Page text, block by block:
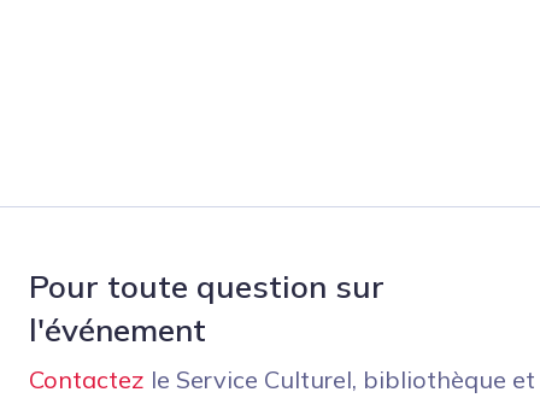
Pour toute question sur
l'événement
Contactez le Service Culturel, bibliothèque et